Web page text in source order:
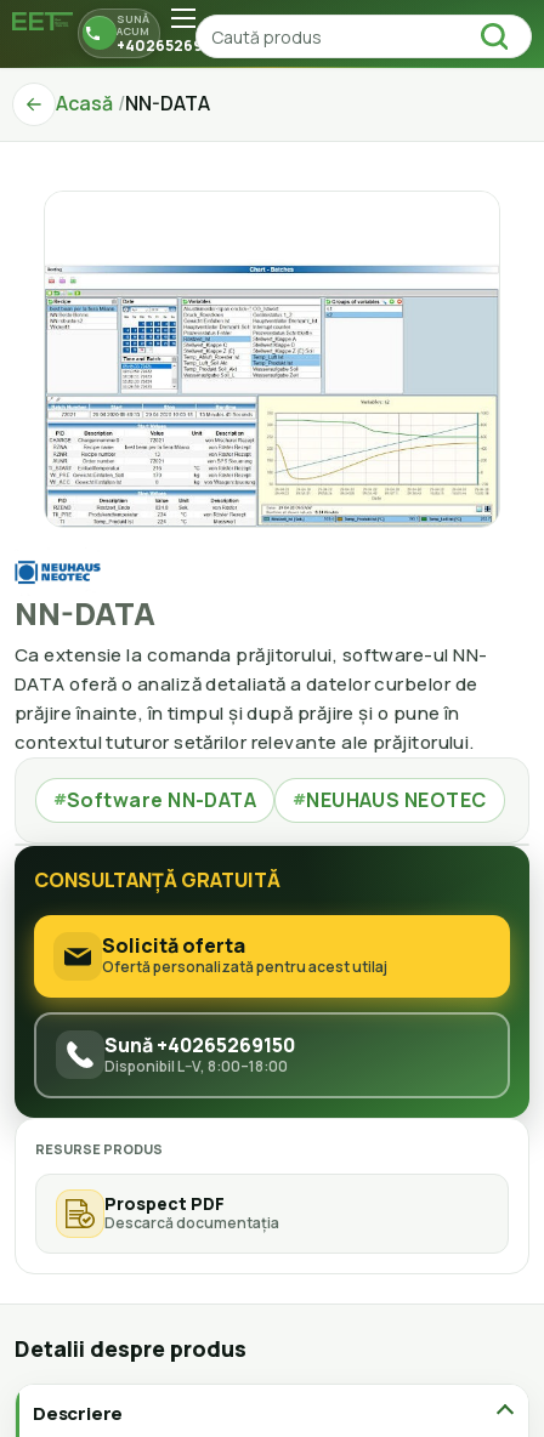
SUNĂ
ACUM
+40265269150
Acasă NN-DATA
NN-DATA
Ca extensie la comanda prăjitorului, software-ul NN-
DATA oferă o analiză detaliată a datelor curbelor de
prăjire înainte, în timpul și după prăjire și o pune în
contextul tuturor setărilor relevante ale prăjitorului.
#Software NN-DATA #NEUHAUS NEOTEC
CONSULTANȚĂ GRATUITĂ
Solicită oferta
Ofertă personalizată pentru acest utilaj
Sună +40265269150
Disponibil L–V, 8:00–18:00
RESURSE PRODUS
Prospect PDF
Descarcă documentația
Detalii despre produs
Descriere